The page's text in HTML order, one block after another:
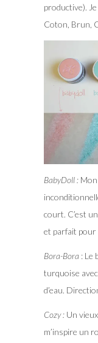
productive).
Coton, Brun,
BabyDoll :
court. C’est
et parfait pour
Bora-Bora : Le
turquoise
d’eau.
Cozy :Un vieux
m’inspire un